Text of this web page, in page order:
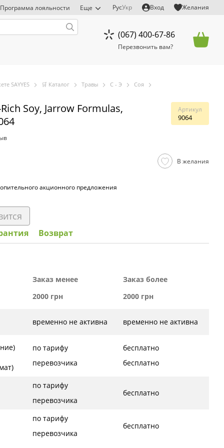
Программа лояльности Еще РусУкр Вход Желания
(067) 400-67-86
Перезвонить вам?
SAYYES 🛒 Каталог Травы С - Э
Соя
Soy, Jarrow Formulas,
Артикул
9064
В желания
акционного предложения
Возврат
Заказ менее
2000 грн
Заказ более
2000 грн
временно не активна временно не активна
по тарифу
перевозчика
бесплатно
бесплатно
по тарифу
перевозчика
бесплатно
по тарифу
перевозчика
бесплатно